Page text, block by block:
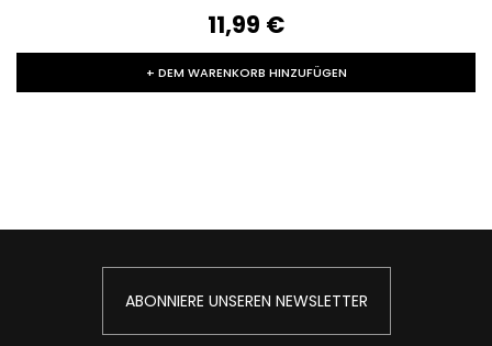
11,99‎ ‎€
+ DEM WARENKORB HINZUFÜGEN
ABONNIERE UNSEREN NEWSLETTER